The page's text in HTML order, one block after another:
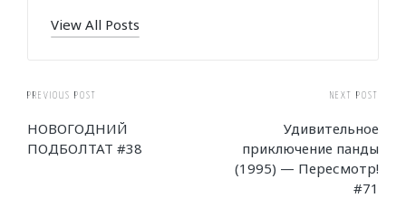
View All Posts
Post
navigation
PREVIOUS POST
НОВОГОДНИЙ
ПОДБОЛТАТ #38
NEXT POST
Удивительное
приключение панды
(1995) — Пересмотр!
#71